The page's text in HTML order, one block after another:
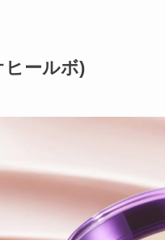
ヒールボ)